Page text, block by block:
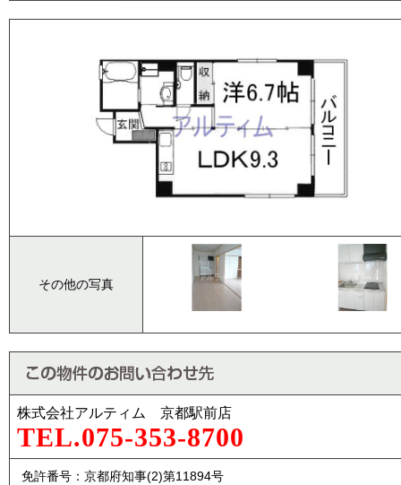
その他の写真
株式会社アルティム 京都駅前店
TEL.075-353-8700
免許番号：京都府知事(2)第11894号